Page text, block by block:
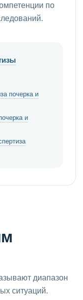
по
почерка и
и
диапазон
ситуаций.